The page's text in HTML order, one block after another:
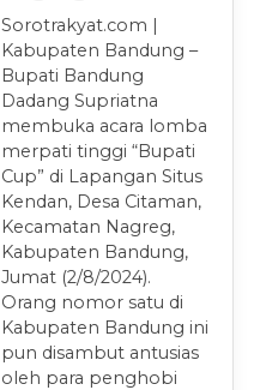
Sorotrakyat.com |
Kabupaten Bandung –
Bupati Bandung
Dadang Supriatna
membuka acara lomba
merpati tinggi “Bupati
Cup” di Lapangan Situs
Kendan, Desa Citaman,
Kecamatan Nagreg,
Kabupaten Bandung,
Jumat (2/8/2024).
Orang nomor satu di
Kabupaten Bandung ini
pun disambut antusias
oleh para penghobi